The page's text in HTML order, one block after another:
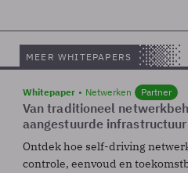
MEER WHITEPAPERS
Whitepaper Netwerken Partner
Van traditioneel
aangestuurde infrastructuur
Ontdek hoe self-driving
controle, eenvoud en